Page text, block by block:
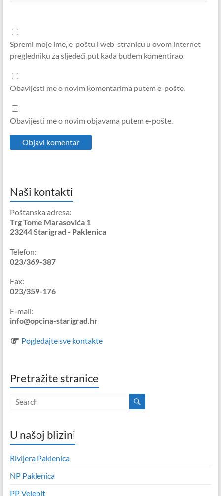
Spremi moje ime, e-poštu i web-stranicu u ovom internet
pregledniku za sljedeći put kada budem komentirao.
Obavijesti me o novim komentarima putem e-pošte.
Obavijesti me o novim objavama putem e-pošte.
Naši kontakti
Poštanska adresa:
Trg Tome Marasovića 1
23244 Starigrad - Paklenica
Telefon:
023/369-387
Fax:
023/359-176
E-mail:
info@opcina-starigrad.hr
Pogledajte sve kontakte
Pretražite stranice
U našoj blizini
Rivijera Paklenica
NP Paklenica
PP Velebit